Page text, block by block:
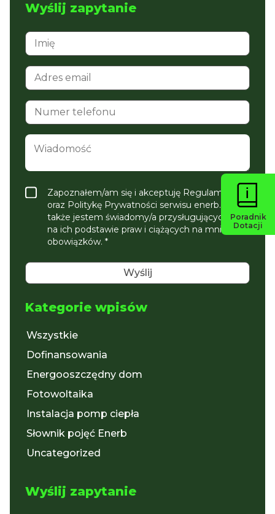
Wyślij zapytanie
Zapoznałem/am się i akceptuję Regulamin
oraz Politykę Prywatności serwisu enerb.pl, a
także jestem świadomy/a przysługujących mi
na ich podstawie praw i ciążących na mnie
obowiązków. *
Kategorie wpisów
Wszystkie
Dofinansowania
Energooszczędny dom
Fotowoltaika
Instalacja pomp ciepła
Słownik pojęć Enerb
Uncategorized
Wyślij zapytanie
Poradnik
Dotacji